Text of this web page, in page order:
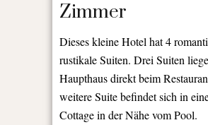
Zimmer
Dieses kleine Hotel hat 4
rustikale Suiten. Drei Suiten
Haupthaus direkt beim
weitere Suite befindet sich in
Cottage in der Nähe vom Pool.